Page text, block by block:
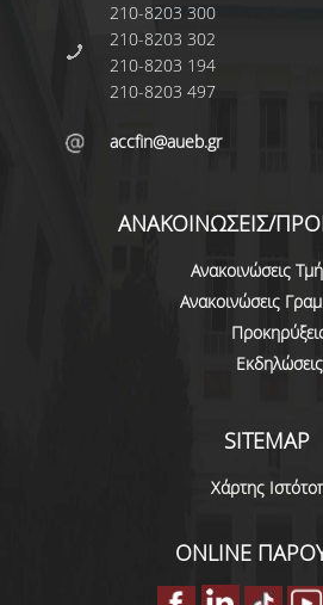
210-8203 300
210-8203 302
210-8203 194
210-8203 497
accfin@aueb.gr
ΑΝΑΚΟΙΝΩΣΕΙΣ/
Ανακοινώσεις
Ανακοινώσεις
Εκδηλώσεις
SITEMAP
Χάρτης
ONLINE